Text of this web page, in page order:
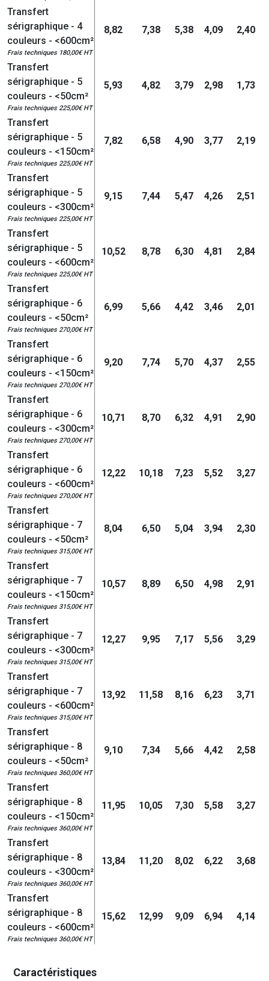
Transfert
sérigraphique - 4
couleurs - <600cm²
Frais techniques 180,00€ HT
8,82 7,38 5,38 4,09 2,40
Transfert
sérigraphique - 5
couleurs - <50cm²
Frais techniques 225,00€ HT
5,93 4,82 3,79 2,98 1,73
Transfert
sérigraphique - 5
couleurs - <150cm²
Frais techniques 225,00€ HT
7,82 6,58 4,90 3,77 2,19
Transfert
sérigraphique - 5
couleurs - <300cm²
Frais techniques 225,00€ HT
9,15 7,44 5,47 4,26 2,51
Transfert
sérigraphique - 5
couleurs - <600cm²
Frais techniques 225,00€ HT
10,52 8,78 6,30 4,81 2,84
Transfert
sérigraphique - 6
couleurs - <50cm²
Frais techniques 270,00€ HT
6,99 5,66 4,42 3,46 2,01
Transfert
sérigraphique - 6
couleurs - <150cm²
Frais techniques 270,00€ HT
9,20 7,74 5,70 4,37 2,55
Transfert
sérigraphique - 6
couleurs - <300cm²
Frais techniques 270,00€ HT
10,71 8,70 6,32 4,91 2,90
Transfert
sérigraphique - 6
couleurs - <600cm²
Frais techniques 270,00€ HT
12,22 10,18 7,23 5,52 3,27
Transfert
sérigraphique - 7
couleurs - <50cm²
Frais techniques 315,00€ HT
8,04 6,50 5,04 3,94 2,30
Transfert
sérigraphique - 7
couleurs - <150cm²
Frais techniques 315,00€ HT
10,57 8,89 6,50 4,98 2,91
Transfert
sérigraphique - 7
couleurs - <300cm²
Frais techniques 315,00€ HT
12,27 9,95 7,17 5,56 3,29
Transfert
sérigraphique - 7
couleurs - <600cm²
Frais techniques 315,00€ HT
13,92 11,58 8,16 6,23 3,71
Transfert
sérigraphique - 8
couleurs - <50cm²
Frais techniques 360,00€ HT
9,10 7,34 5,66 4,42 2,58
Transfert
sérigraphique - 8
couleurs - <150cm²
Frais techniques 360,00€ HT
11,95 10,05 7,30 5,58 3,27
Transfert
sérigraphique - 8
couleurs - <300cm²
Frais techniques 360,00€ HT
13,84 11,20 8,02 6,22 3,68
Transfert
sérigraphique - 8
couleurs - <600cm²
Frais techniques 360,00€ HT
15,62 12,99 9,09 6,94 4,14
Caractéristiques